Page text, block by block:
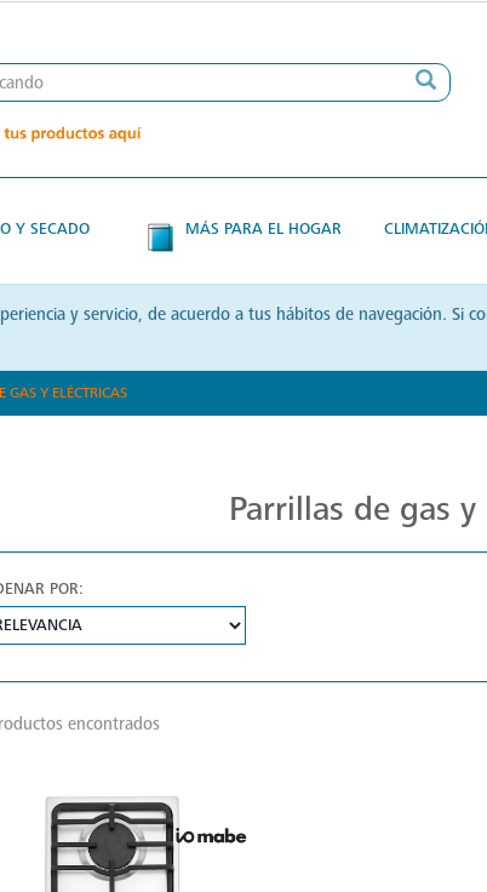
Y SECADO MÁS PARA EL HOGAR
y servicio, de acuerdo a tus hábitos de navegación. Si
GAS Y ELÉCTRICAS
Parrillas de gas
POR:
encontrados